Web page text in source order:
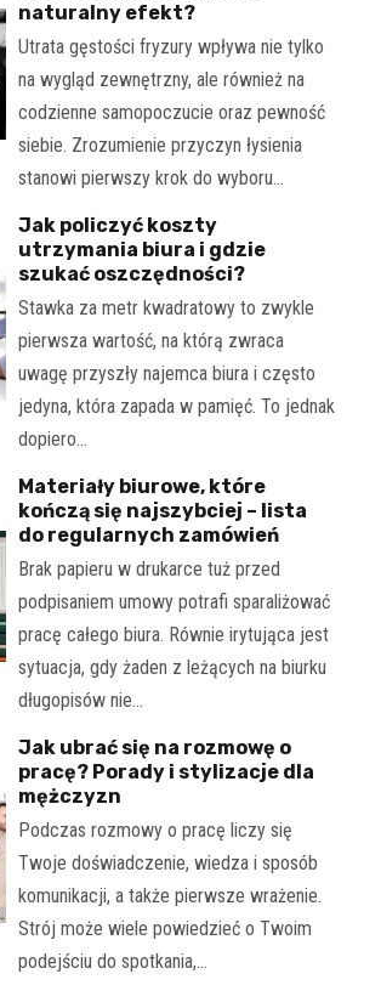
naturalny efekt?
Utrata gęstości fryzury wpływa nie tylko
na wygląd zewnętrzny, ale również na
codzienne samopoczucie oraz pewność
siebie. Zrozumienie przyczyn łysienia
stanowi pierwszy krok do wyboru…
Jak policzyć koszty
utrzymania biura i gdzie
szukać oszczędności?
Stawka za metr kwadratowy to zwykle
pierwsza wartość, na którą zwraca
uwagę przyszły najemca biura i często
jedyna, która zapada w pamięć. To jednak
dopiero…
Materiały biurowe, które
kończą się najszybciej – lista
do regularnych zamówień
Brak papieru w drukarce tuż przed
podpisaniem umowy potrafi sparaliżować
pracę całego biura. Równie irytująca jest
sytuacja, gdy żaden z leżących na biurku
długopisów nie…
Jak ubrać się na rozmowę o
pracę? Porady i stylizacje dla
mężczyzn
Podczas rozmowy o pracę liczy się
Twoje doświadczenie, wiedza i sposób
komunikacji, a także pierwsze wrażenie.
Strój może wiele powiedzieć o Twoim
podejściu do spotkania,…